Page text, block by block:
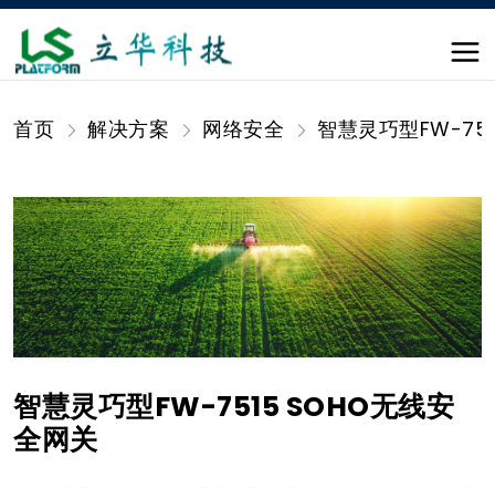
首页 解决方案 网络安全 智慧灵巧型FW-
智慧灵巧型FW-7515 SOHO无线安
全网关